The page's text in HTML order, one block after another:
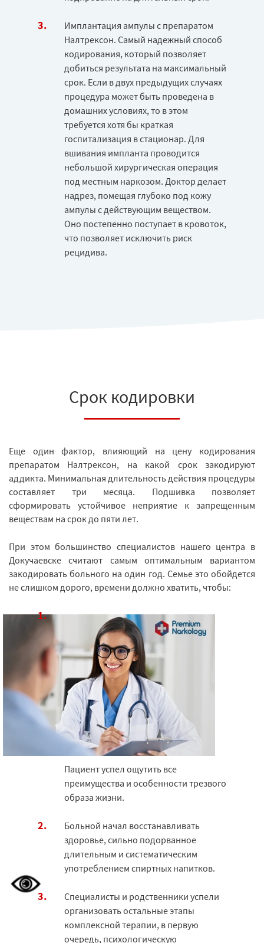
Имплантация ампулы с препаратом
Налтрексон. Самый надежный способ
кодирования, который позволяет
добиться результата на максимальный
срок. Если в двух предыдущих случаях
процедура может быть проведена в
домашних условиях, то в этом
требуется хотя бы краткая
госпитализация в стационар. Для
вшивания импланта проводится
небольшой хирургическая операция
под местным наркозом. Доктор делает
надрез, помещая глубоко под кожу
ампулы с действующим веществом.
Оно постепенно поступает в кровоток,
что позволяет исключить риск
рецидива.
Срок кодировки
Еще один фактор, влияющий на цену кодирования
препаратом Налтрексон, на какой срок закодируют
аддикта. Минимальная длительность действия процедуры
составляет три месяца. Подшивка позволяет
сформировать устойчивое неприятие к запрещенным
веществам на срок до пяти лет.
При этом большинство специалистов нашего центра в
Докучаевске считают самым оптимальным вариантом
закодировать больного на один год. Семье это обойдется
не слишком дорого, времени должно хватить, чтобы:
Пациент успел ощутить все
преимущества и особенности трезвого
образа жизни.
Больной начал восстанавливать
здоровье, сильно подорванное
длительным и систематическим
употреблением спиртных напитков.
Специалисты и родственники успели
организовать остальные этапы
комплексной терапии, в первую
очередь, психологическую